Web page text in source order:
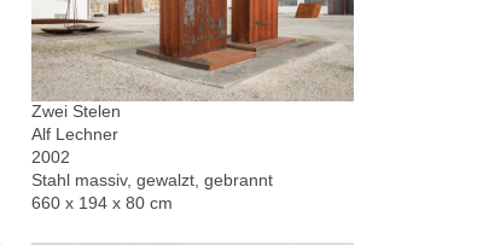
Zwei Stelen
Alf Lechner
2002
Stahl massiv, gewalzt, gebrannt
660 x 194 x 80 cm